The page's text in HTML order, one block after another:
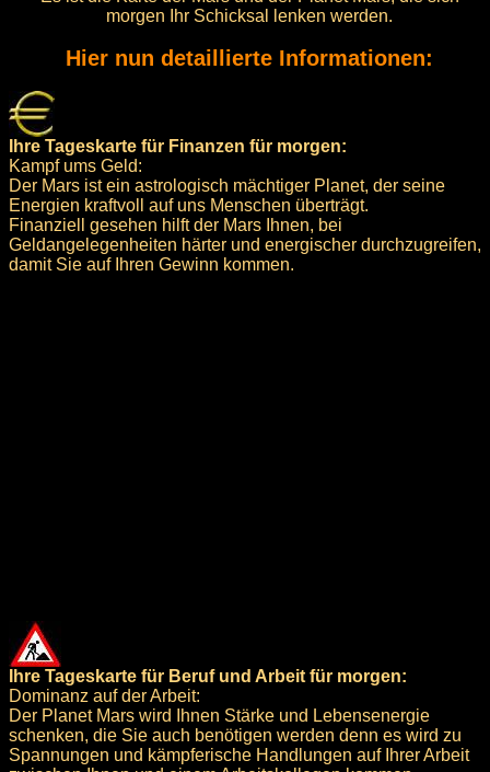
morgen Ihr Schicksal lenken werden.
Hier nun detaillierte Informationen:
Ihre Tageskarte für Finanzen für morgen:
Kampf ums Geld:
Der Mars ist ein astrologisch mächtiger Planet, der seine
Energien kraftvoll auf uns Menschen überträgt.
Finanziell gesehen hilft der Mars Ihnen, bei
Geldangelegenheiten härter und energischer durchzugreifen,
damit Sie auf Ihren Gewinn kommen.
Ihre Tageskarte für Beruf und Arbeit für morgen:
Dominanz auf der Arbeit:
Der Planet Mars wird Ihnen Stärke und Lebensenergie
schenken, die Sie auch benötigen werden denn es wird zu
Spannungen und kämpferische Handlungen auf Ihrer Arbeit